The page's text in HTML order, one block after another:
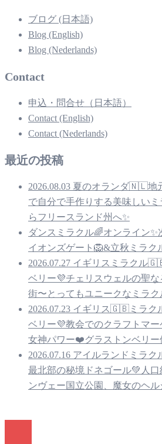
ブログ (日本語)
Blog (English)
Blog (Nederlands)
Contact
申込・問合せ（日本語）
Contact (English)
Contact (Nederlands)
最近の投稿
2026.08.03 夏のオランダ🇳🇱地
で自分で手作りする美味しい
らフリースランド州へ✨
ダンスミラクル🌈オンライン✨
イオンズゲート🦁&立秋ミラク
2026.07.27 イギリスミラクル
ベリー💜チェリスウェルの聖な
街〜とってもユニークなミラク
2026.07.23 イギリス🇬🇧ミラク
ベリー💜教会でのクラフトマ
女神パワー❤️グラストンベリー
2026.07.16 アイルランドミラ
最北部の秘境ドネゴール💚人口
ンヴェー国立公園、魔女のヘル